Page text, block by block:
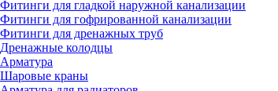
Фитинги для гладкой наружной канализации
Фитинги для гофрированной канализации
Фитинги для дренажных труб
Дренажные колодцы
Арматура
Шаровые краны